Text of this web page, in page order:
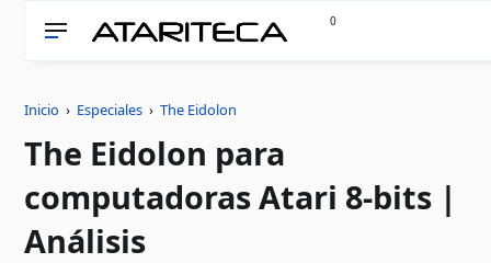
0
Inicio › Especiales ›The Eidolon
The Eidolon para
computadoras Atari 8-bits |
Análisis